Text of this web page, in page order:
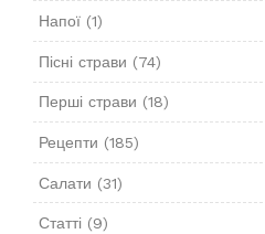
Напої(1)
Пісні страви (74)
Перші страви (18)
Рецепти (185)
Салати (31)
Статті (9)